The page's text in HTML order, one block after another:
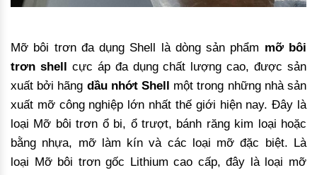
Mỡ bôi trơn đa dụng Shell là dòng sản phẩm mỡ bôi
trơn shell cực áp đa dụng chất lượng cao, được sản
xuất bởi hãng dầu nhớt Shell
một trong những nhà sản
xuất mỡ công nghiệp lớn nhất thế giới hiện nay. Đây là
loại Mỡ bôi trơn ổ bi, ổ trượt, bánh răng kim loại hoặc
bằng nhựa, mỡ làm kín và các loại mỡ đặc biệt. Là
loại Mỡ bôi trơn gốc Lithium cao cấp, đây là loại mỡ